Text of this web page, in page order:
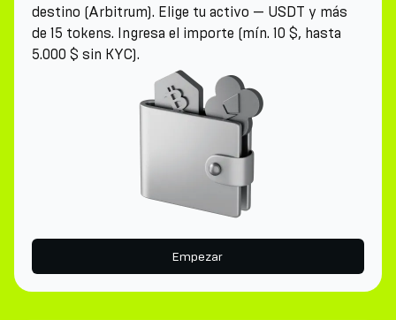
destino (Arbitrum). Elige tu activo — USDT y más
de 15 tokens. Ingresa el importe (mín. 10 $, hasta
5.000 $ sin KYC).
Empezar